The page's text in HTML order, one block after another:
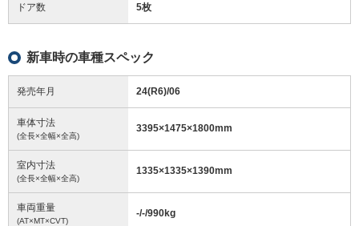
ドア数 5枚
新車時の車種スペック
発売年月 24(R6)/06
車体寸法
(全長×全幅×全高)
3395×1475×1800mm
室内寸法
(全長×全幅×全高)
1335×1335×1390mm
車両重量
(AT×MT×CVT)
-/-/990kg